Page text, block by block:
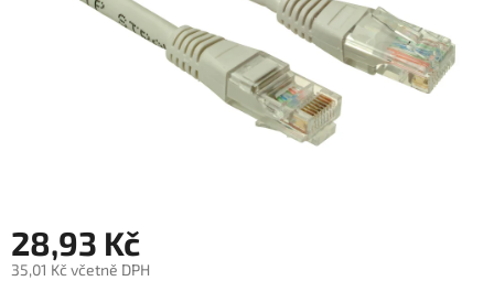
28,93 Kč
35,01 Kč včetně DPH